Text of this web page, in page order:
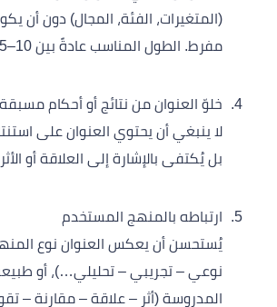
(المتغيرات، الفئة، المجال) دون أن
مفرط. الطول المناسب عادةً بين 10–15 كلمة.
خلوّ العنوان من نتائج أو أحكام مسبقة
لا ينبغي أن يحتوي العنوان على
بل يُكتفى بالإشارة إلى العلاقة أو
ارتباطه بالمنهج المستخدم
يُستحسن أن يعكس العنوان نوع
نوعي – تجريبي – تحليلي…)، أو
المدروسة (أثر – علاقة – مقارنة –